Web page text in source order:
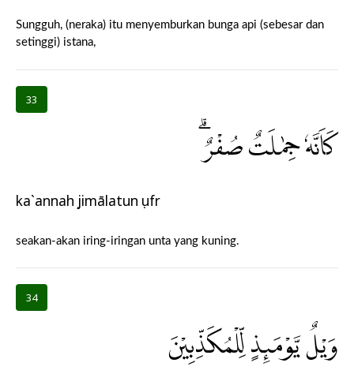
Sungguh, (neraka) itu menyemburkan bunga api (sebesar dan
setinggi) istana,
33
كَاَنَّهٗ جِمٰلَتٌ صُفْرٌۗ
ka`annahụ jimālatun ṣufr
seakan-akan iring-iringan unta yang kuning.
34
وَيْلٌ يَّوْمَىِٕذٍ لِّلْمُكَذِّبِيْنَ